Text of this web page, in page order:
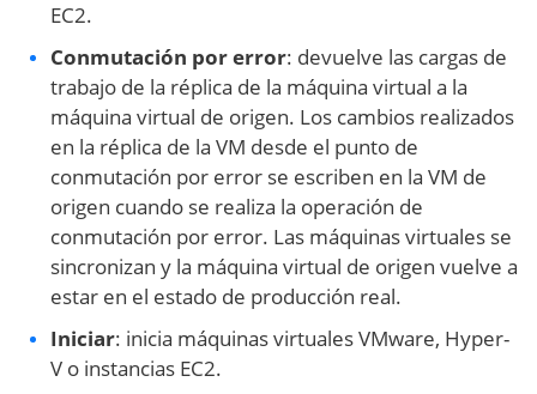
EC2.
Conmutación por error: devuelve las cargas de
trabajo de la réplica de la máquina virtual a la
máquina virtual de origen. Los cambios realizados
en la réplica de la VM desde el punto de
conmutación por error se escriben en la VM de
origen cuando se realiza la operación de
conmutación por error. Las máquinas virtuales se
sincronizan y la máquina virtual de origen vuelve a
estar en el estado de producción real.
Iniciar: inicia máquinas virtuales VMware, Hyper-
V o instancias EC2.